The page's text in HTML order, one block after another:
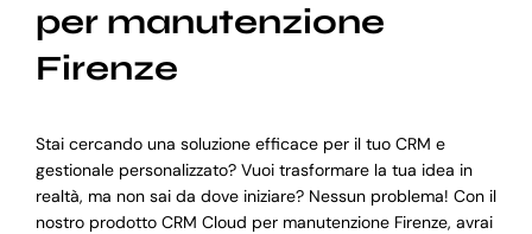
per manutenzione
Firenze
Stai cercando una soluzione efficace per il tuo CRM e
gestionale personalizzato? Vuoi trasformare la tua idea in
realtà, ma non sai da dove iniziare? Nessun problema! Con il
nostro prodotto CRM Cloud per manutenzione Firenze, avrai